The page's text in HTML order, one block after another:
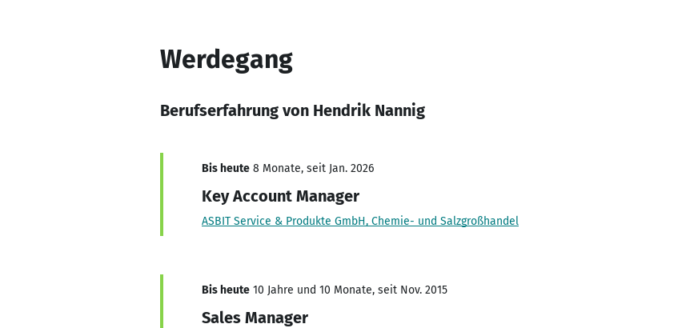
Werdegang
Berufserfahrung von Hendrik Nannig
Bis heute 8 Monate, seit Jan. 2026
Key Account Manager
ASBIT Service & Produkte GmbH, Chemie- und Salzgroßhandel
Bis heute 10 Jahre und 10 Monate, seit Nov. 2015
Sales Manager